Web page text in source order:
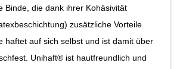
Binde, die dank ihrer Kohäsivität
zusätzliche Vorteile
haftet auf sich selbst und ist damit über
Unihaft® ist hautfreundlich und